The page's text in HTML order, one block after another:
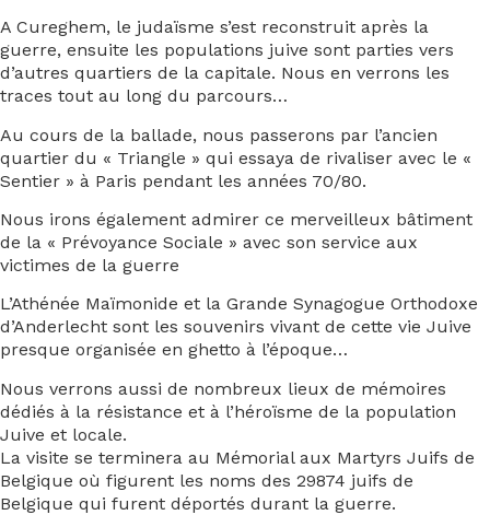
A Cureghem, le judaïsme s’est reconstruit après la
guerre, ensuite les populations juive sont parties vers
d’autres quartiers de la capitale. Nous en verrons les
traces tout au long du parcours…
Au cours de la ballade, nous passerons par l’ancien
quartier du « Triangle » qui essaya de rivaliser avec le «
Sentier » à Paris pendant les années 70/80.
Nous irons également admirer ce merveilleux bâtiment
de la « Prévoyance Sociale » avec son service aux
victimes de la guerre
L’Athénée Maïmonide et la Grande Synagogue Orthodoxe
d’Anderlecht sont les souvenirs vivant de cette vie Juive
presque organisée en ghetto à l’époque…
Nous verrons aussi de nombreux lieux de mémoires
dédiés à la résistance et à l’héroïsme de la population
Juive et locale.
La visite se terminera au Mémorial aux Martyrs Juifs de
Belgique où figurent les noms des 29874 juifs de
Belgique qui furent déportés durant la guerre.